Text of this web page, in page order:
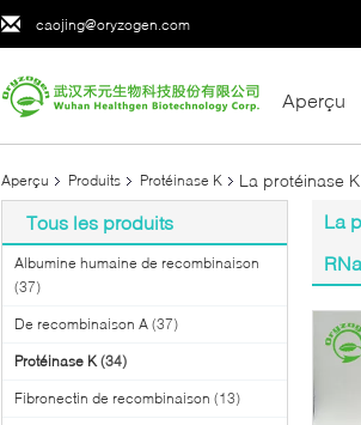
caojing@oryzogen.com
Aperçu
Aperçu Produits Protéinase K La protéinase
Tous les produits
Albumine humaine de recombinaison
(37)
De recombinaison A (37)
Protéinase K (34)
Fibronectin de recombinaison (13)
La